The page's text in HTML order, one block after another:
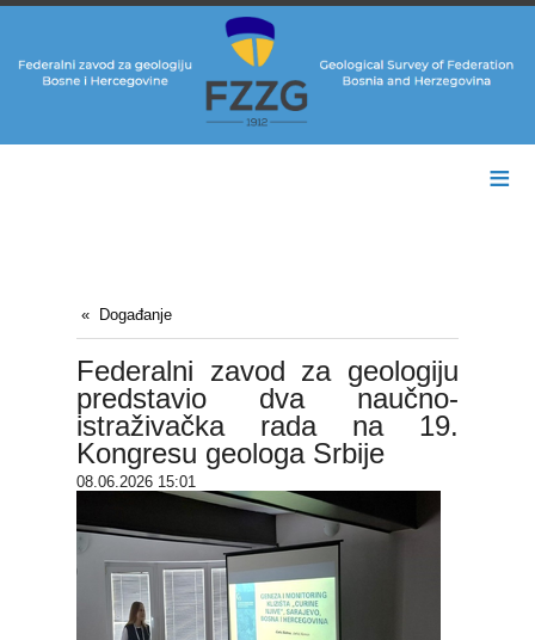
≡
Događanje
Federalni zavod za geologiju
predstavio dva naučno-
istraživačka rada na 19.
Kongresu geologa Srbije
08.06.2026 15:01